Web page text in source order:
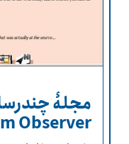
مجلۀ
Observer